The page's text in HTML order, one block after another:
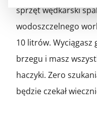
sprzęt wędkarski
wodoszczelnego
10 litrów. Wyciągasz
brzegu i masz
haczyki. Zero
będzie czekał